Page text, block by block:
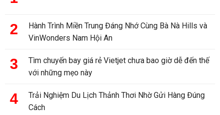
Hành Trình Miền Trung Đáng Nhớ Cùng Bà Nà Hills và
VinWonders Nam Hội An
Tìm chuyến bay giá rẻ Vietjet chưa bao giờ dễ đến thế
với những mẹo này
Trải Nghiệm Du Lịch Thảnh Thơi Nhờ Gửi Hàng Đúng
Cách